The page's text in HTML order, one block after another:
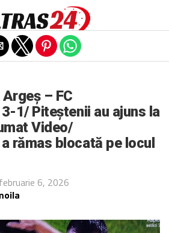
– FC
1/ Piteștenii au ajuns la
Video/
rămas blocată pe locul
februarie 6, 2026
mobile version